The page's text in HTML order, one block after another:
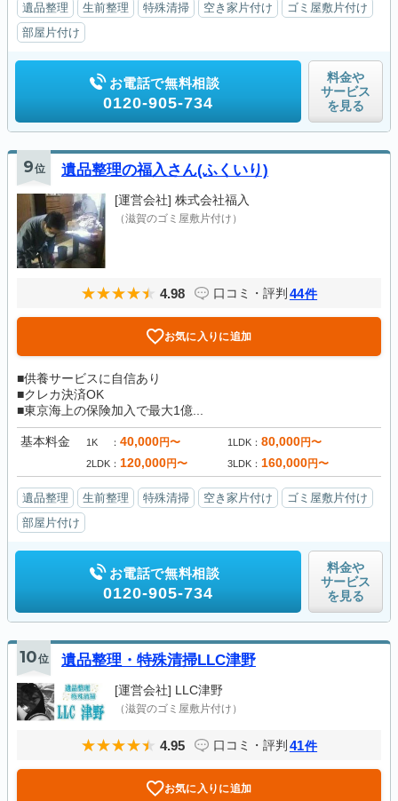
遺品整理 生前整理 特殊清掃 空き家片付け
ゴミ屋敷片付け
部屋片付け
お電話で無料相談
0120-905-734
料金や
サービス
を見る
9位 遺品整理の福入さん(ふくいり)
[運営会社] 株式会社福入
（滋賀のゴミ屋敷片付け）
4.98 口コミ・評判 44件
お気に入りに追加
■供養サービスに自信あり
■クレカ決済OK
■東京海上の保険加入で最大1億...
基本料金 1K 40,000円〜 1LDK 80,000円〜
2LDK 120,000円〜 3LDK 160,000円〜
遺品整理 生前整理 特殊清掃 空き家片付け
ゴミ屋敷片付け
部屋片付け
お電話で無料相談
0120-905-734
料金や
サービス
を見る
10位 遺品整理・特殊清掃LLC津野
[運営会社] LLC津野
（滋賀のゴミ屋敷片付け）
4.95 口コミ・評判 41件
お気に入りに追加